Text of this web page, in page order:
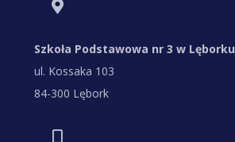
Szkoła Podstawowa nr 3 w Lęborku
ul. Kossaka 103
84-300 Lębork